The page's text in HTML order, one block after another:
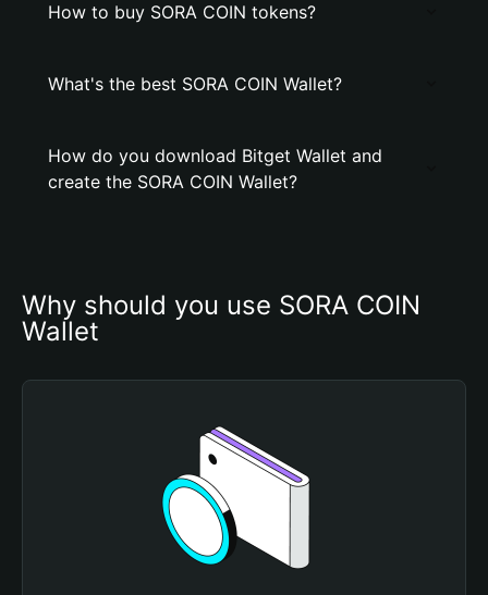
How to buy SORA COIN tokens?
What's the best SORA COIN Wallet?
How do you download Bitget Wallet and
create the SORA COIN Wallet?
Why should you use SORA COIN
Wallet